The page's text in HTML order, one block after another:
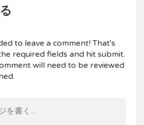
to leave a comment! That's
required fields and hit submit.
will need to be reviewed